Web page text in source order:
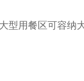
型用餐区可容纳